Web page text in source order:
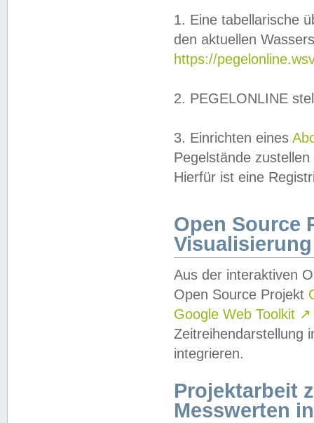
1. Eine tabellarische
den aktuellen
https://
2. PEGELONLINE
3. Einrichten eines
Pegelstände
Hierfür ist eine
Open Source
Visualisierung
Aus der interaktiven
Open Source Projekt
Google Web Toolkit ↗
Zeitreihendarstellung
integrieren.
Projektarbeit
Messwerten